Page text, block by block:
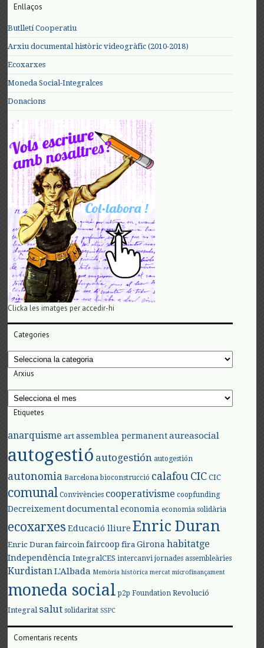
Enllaços
Butlletí Cooperatiu
Arxiu documental històric videogràfic (2010-2018)
Ecoxarxes
Moneda Social-Integralces
Donacions
Clicka les imatges per accedir-hi
Categories
Categories
Arxius
Arxius
Etiquetes
anarquisme art assemblea permanent aureasocial
autogestió autogestión autogestión
autonomia Barcelona bioconstrucció calafouCIC CIC
comunal Convivències cooperativisme coopfunding
Decreixement documental economia economia solidària
ecoxarxes Educació lliure Enric Duran
Enric Duran faircoin faircoop fira Girona habitatge
Independència IntegralCES intercanvi jornades assembleàries
KurdistanL'Albada Memòria històrica mercat microfinançament
moneda social p2p Foundation Revolució
Integral salut solidaritat SSPC
Comentaris recents